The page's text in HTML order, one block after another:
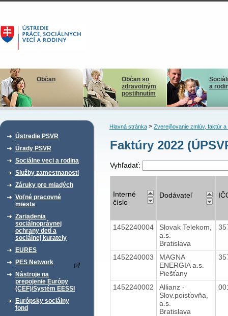
Občan
Občan so
zdravotným
postihnutím
a
Ústredie PSVR
Úrady PSVR
Sociálne veci a rodina
Služby zamestnanosti
Záruky pre mladých
Voľné pracovné
miesta
Zariadenia
sociálnoprávnej
ochrany detí a
sociálnej kurately
EURES
PES Network
Nástroje na
prepojenie Európy
(CEF)/Systém EESSI
Európsky sociálny
fond
Hlavná stránka> Zverejňovanie zmlúv, faktúr a
Faktúry 2022
Vyhľadať:
Interné
číslo
Dodávateľ
1452240004
Slovak Telekom,
a.s.
Bratislava
1452240003
MAGNA
ENERGIA a.s.
Piešťany
1452240002
Allianz -
Slov.poisťovňa,
a.s.
Bratislava